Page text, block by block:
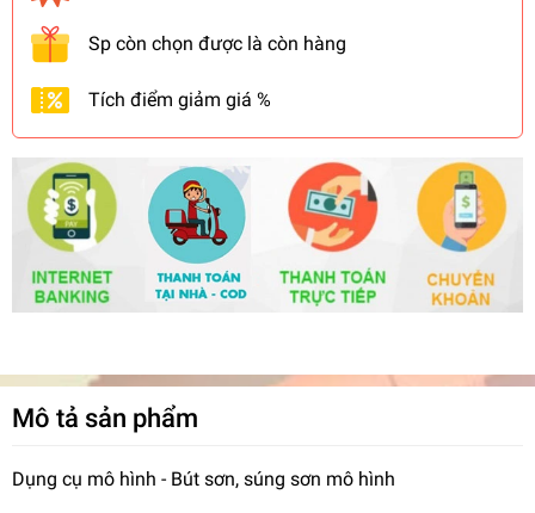
Sp còn chọn được là còn hàng
Tích điểm giảm giá %
Mô tả sản phẩm
Dụng cụ mô hình - Bút sơn, súng sơn mô hình